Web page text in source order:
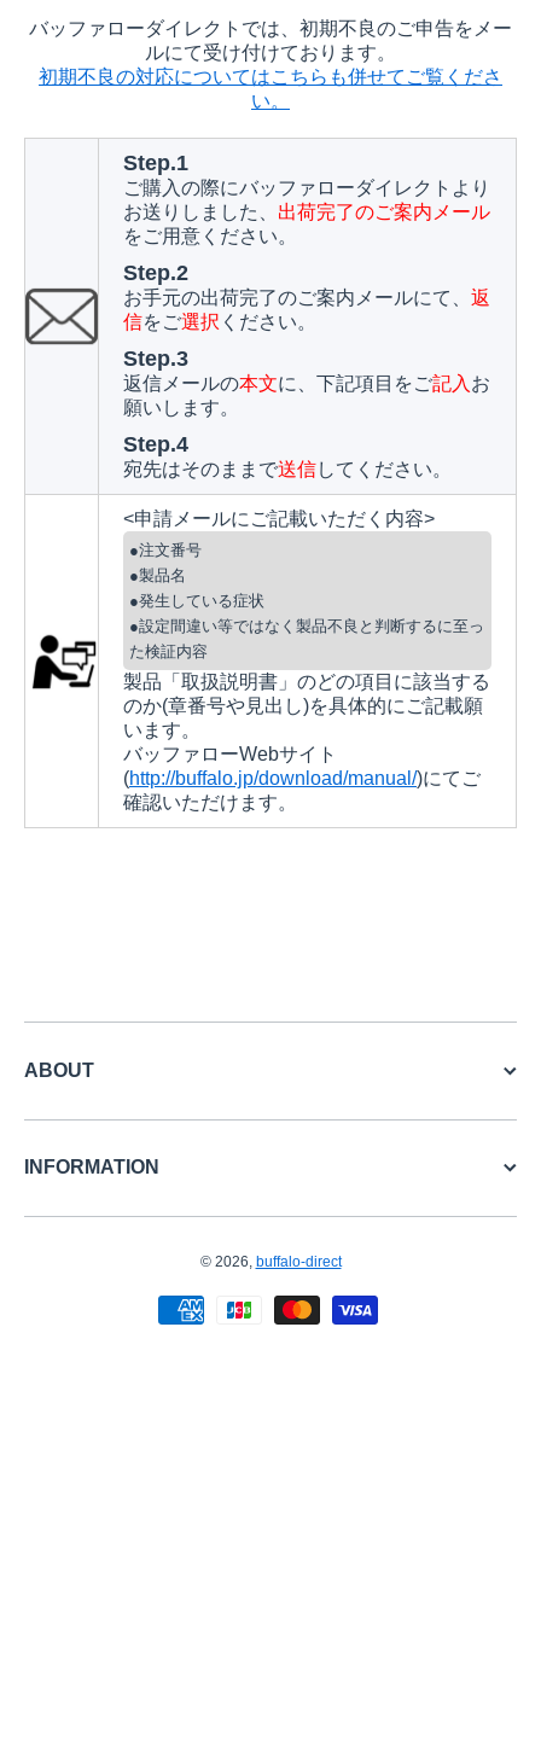
バッファローダイレクトでは、初期不良のご申告をメー
ルにて受け付けております。
初期不良の対応についてはこちらも併せてご覧くださ
い。
Step.1
ご購入の際にバッファローダイレクトより
お送りしました、 出荷完了のご案内メール
をご用意ください。
Step.2
お手元の出荷完了のご案内メールにて、 返
信をご選択 ください。
Step.3
返信メールの本文に、下記項目をご記入 お
願いします。
Step.4
宛先はそのままで送信してください。
<申請メールにご記載いただく内容>
●注文番号
●製品名
●発生している症状
●設定間違い等ではなく製品不良と判断するに至っ
た検証内容
製品「取扱説明書」のどの項目に該当する
のか(章番号や見出し)を具体的にご記載願
います。
バッファローWebサイト
(http://buffalo.jp/download/manual/)にてご
確認いただけます。
ABOUT
INFORMATION
© 2026, buffalo-direct
お支払い方法